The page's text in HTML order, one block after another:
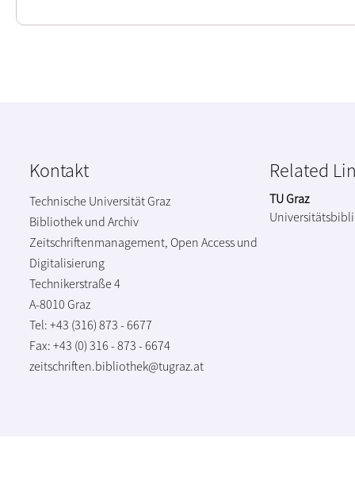
Kontakt
Technische Universität Graz
Bibliothek und Archiv
Zeitschriftenmanagement, Open Access und
Digitalisierung
Technikerstraße 4
A-8010 Graz
Tel: +43 (316) 873 - 6677
Fax: +43 (0) 316 - 873 - 6674
zeitschriften.bibliothek@tugraz.at
Related
TU Graz